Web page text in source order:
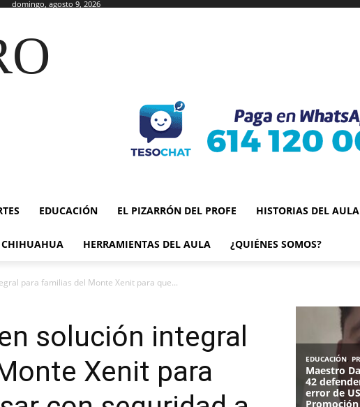
domingo, agosto 9, 2026
EDUCACIÓN EL PIZARRÓN DEL PROFE HISTORIAS DEL AULA
CHIHUAHUA HERRAMIENTAS DEL AULA ¿QUIÉNES SOMOS?
para familias del Monte Xenit para que...
solución integral
Xenit para